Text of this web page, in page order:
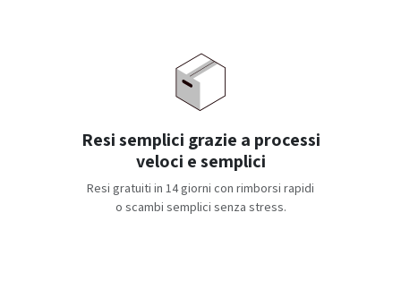
Resi semplici grazie a processi
veloci e semplici
Resi gratuiti in 14 giorni con rimborsi rapidi
o scambi semplici senza stress.